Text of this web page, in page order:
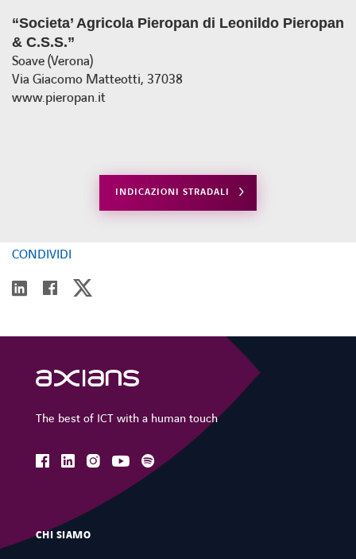
“Societa’ Agricola Pieropan di Leonildo Pieropan
& C.S.S.”
Soave (Verona)
Via Giacomo Matteotti, 37038
www.pieropan.it
INDICAZIONI STRADALI
CONDIVIDI
linkedin facebook
The best of ICT with a human touch
facebooklinkedininstagramyoutube
spotify
CHI SIAMO